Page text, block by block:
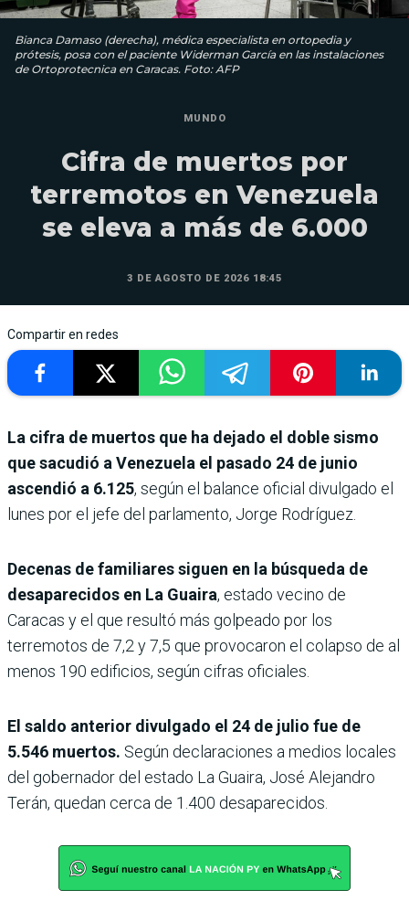
Bianca Damaso (derecha), médica especialista en ortopedia y
prótesis, posa con el paciente Widerman García en las instalaciones
de Ortoprotecnica en Caracas. Foto: AFP
MUNDO
Cifra de muertos por
terremotos en Venezuela
se eleva a más de 6.000
3 DE AGOSTO DE 2026 18:45
Compartir en redes
La cifra de muertos que ha dejado el doble sismo
que sacudió a Venezuela el pasado 24 de junio
ascendió a 6.125, según el balance oficial divulgado el
lunes por el jefe del parlamento, Jorge Rodríguez.
Decenas de familiares siguen en la búsqueda de
desaparecidos en La Guaira, estado vecino de
Caracas y el que resultó más golpeado por los
terremotos de 7,2 y 7,5 que provocaron el colapso de al
menos 190 edificios, según cifras oficiales.
El saldo anterior divulgado el 24 de julio fue de
5.546 muertos. Según declaraciones a medios locales
del gobernador del estado La Guaira, José Alejandro
Terán, quedan cerca de 1.400 desaparecidos.